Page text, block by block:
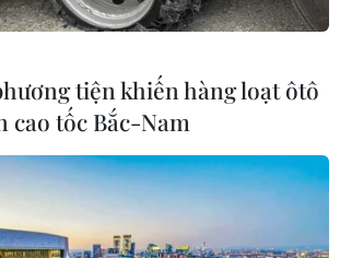
cư mini ở Hà Nội: 150
cứu nạn
tiện khiến hàng loạt ôtô
cao tốc Bắc-Nam